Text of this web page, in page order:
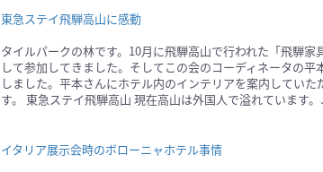
東急ステイ飛騨高山に感動
タイルパークの林です。10月に飛騨高山で行われた「飛騨
して参加してきました。そしてこの会のコーディネータの
しました。平本さんにホテル内のインテリアを案内してい
す。 東急ステイ飛騨高山 現在高山は外国人で溢れています。
イタリア展示会時のボローニャホテル事情